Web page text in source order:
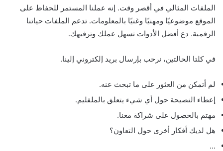
الملفات المثالي في أقصر وقت. إنه عملنا المستمر للحفاظ على
الموقع موضوعيًا ومهنيًا وغنيًا بالمعلومات. تدعم الملفات حياتنا
الرقمية. دع أفضل الأدوات تسهل عملك وترفيهك.
في كلتا الحالتين، نرحب بإرسال بريد إلكتروني إلينا.
لم أتمكن من العثور على ما تبحث عنه.
إعطاء النصيحة حول أي شيء يتعلق بالملفليم.
مهتم بالحصول على شراكة معنا.
هل لديك أفكار أخرى حول التعاون؟
...